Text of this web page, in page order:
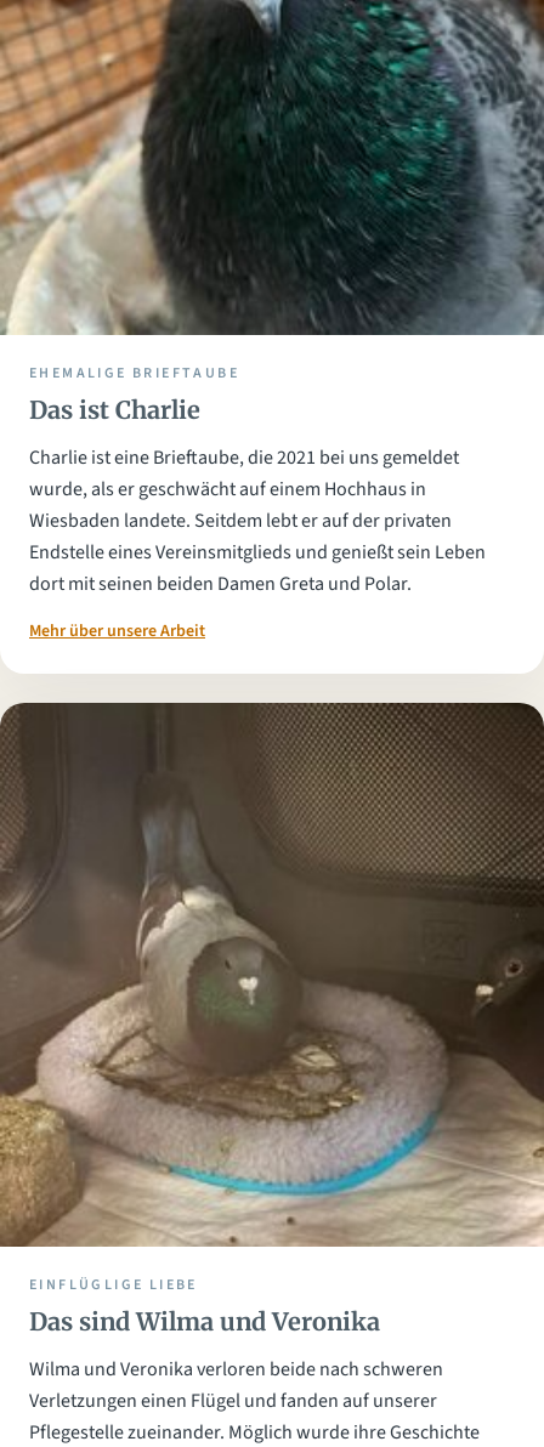
EHEMALIGE BRIEFTAUBE
Das ist Charlie
Charlie ist eine Brieftaube, die 2021 bei uns gemeldet
wurde, als er geschwächt auf einem Hochhaus in
Wiesbaden landete. Seitdem lebt er auf der privaten
Endstelle eines Vereinsmitglieds und genießt sein Leben
dort mit seinen beiden Damen Greta und Polar.
Mehr über unsere Arbeit
EINFLÜGLIGE LIEBE
Das sind Wilma und Veronika
Wilma und Veronika verloren beide nach schweren
Verletzungen einen Flügel und fanden auf unserer
Pflegestelle zueinander. Möglich wurde ihre Geschichte